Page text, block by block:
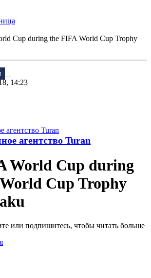
Cup during the FIFA World Cup Trophy
14:23
агентство Turan
World Cup during
Cup Trophy
или подпишитесь, чтобы читать больше